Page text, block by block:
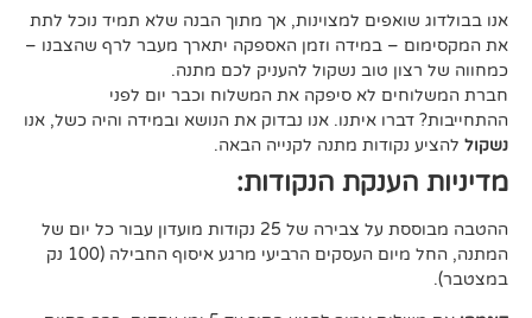
למצוינות, אך מתוך הבנה שלא תמיד נוכל לתת
במידה וזמן האספקה יתארך מעבר לרף שהצבנו –
טוב נשקול להעניק לכם מתנה.
לא סיפקה את המשלוח וכבר יום לפני
איתנו. אנו נבדוק את הנושא ובמידה והיה כשל, אנו
מתנה לקנייה הבאה.
הנקודות:
ההטבה מבוססת על צבירה של 25 נקודות מועדון עבור כל יום של
המתנה, החל מיום העסקים הרביעי מרגע איסוף החבילה (100 נק